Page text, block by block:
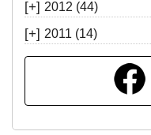
[+] 2012 (44)
[+] 2011 (14)